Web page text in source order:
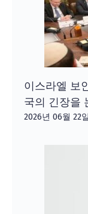
이스라엘 보
국의 긴장을
2026년 06월 22일